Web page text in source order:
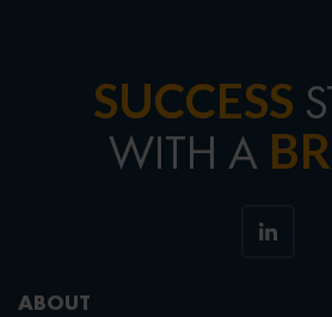
SUCCESS
WITH A
ABOUT